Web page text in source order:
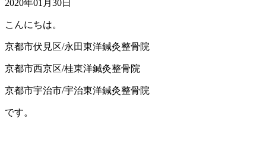
2020年01月30日
こんにちは。
京都市伏見区/永田東洋鍼灸整骨院
京都市西京区/桂東洋鍼灸整骨院
京都市宇治市/宇治東洋鍼灸整骨院
です。